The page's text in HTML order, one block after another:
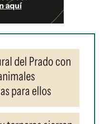
aquí
del Prado con
para ellos